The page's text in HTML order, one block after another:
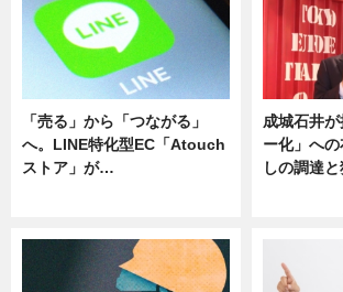
「売る」から「つながる」
へ。LINE特化型EC「Atouch
ストア」が…
成城石井
ー化」へ
しの調達